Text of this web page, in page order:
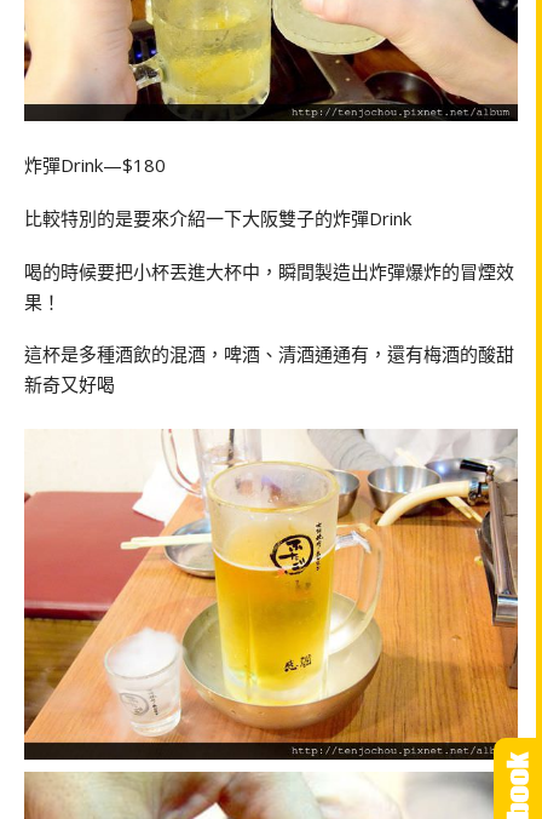
炸彈Drink—$180
比較特別的是要來介紹一下大阪雙子的炸彈Drink
喝的時候要把小杯丟進大杯中，瞬間製造出炸彈爆炸的冒煙效
果！
這杯是多種酒飲的混酒，啤酒、清酒通通有，還有梅酒的酸甜
新奇又好喝